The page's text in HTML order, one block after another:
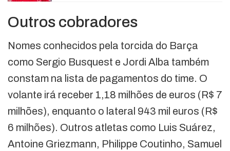
Outros cobradores
Nomes conhecidos pela torcida do Barça
como Sergio Busquest e Jordi Alba também
constam na lista de pagamentos do time. O
volante irá receber 1,18 milhões de euros (R$ 7
milhões), enquanto o lateral 943 mil euros (R$
6 milhões). Outros atletas como Luis Suárez,
Antoine Griezmann, Philippe Coutinho, Samuel